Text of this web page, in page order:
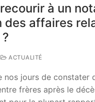
à un
des affaires
ACTUALITÉ
nos jours de constater
frères après le